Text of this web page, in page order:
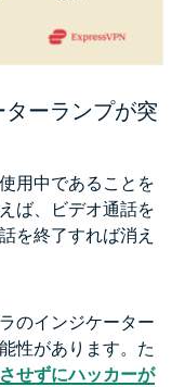
ーランプが突
用中であることを
ば、ビデオ通話を
を終了すれば消え
のインジケーター
性があります。た
せずにハッカーが